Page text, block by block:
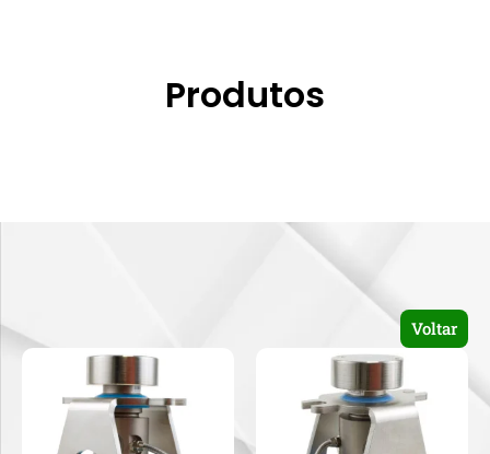
Produtos
Voltar